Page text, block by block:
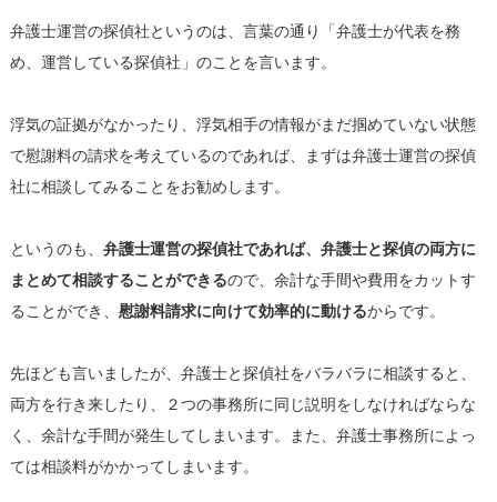
弁護士運営の探偵社というのは、言葉の通り「弁護士が代表を務
め、運営している探偵社」のことを言います。
浮気の証拠がなかったり、浮気相手の情報がまだ掴めていない状態
で慰謝料の請求を考えているのであれば、まずは弁護士運営の探偵
社に相談してみることをお勧めします。
というのも、 弁護士運営の探偵社であれば、弁護士と探偵の両方に
まとめて相談することができるので、余計な手間や費用をカットす
ることができ、 慰謝料請求に向けて効率的に動けるからです。
先ほども言いましたが、弁護士と探偵社をバラバラに相談すると、
両方を行き来したり、２つの事務所に同じ説明をしなければならな
く、余計な手間が発生してしまいます。また、弁護士事務所によっ
ては相談料がかかってしまいます。